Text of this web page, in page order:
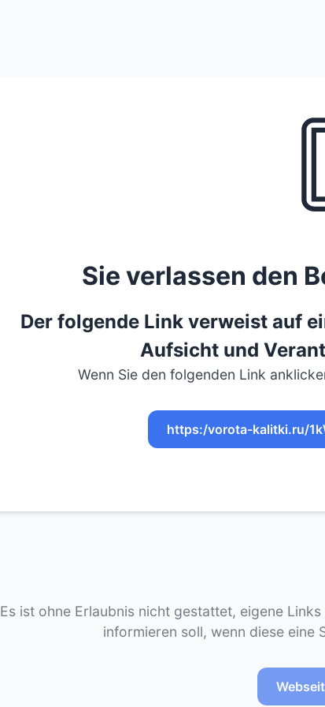
Sie verlassen den
Der folgende Link verweist auf
Aufsicht und
Wenn Sie den folgenden Link
https:/vorota-kalitki.ru/
Es ist ohne Erlaubnis nicht gestattet, eigene
informieren soll, wenn diese eine